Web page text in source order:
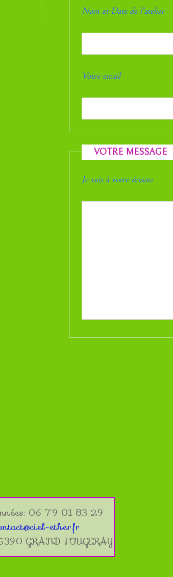
Nom et Date de l'atelier
Votre email
VOTRE MESSAGE
Je suis à votre écoute
06 79 01 83 29
ether.fr
GRAND FOUGERAY